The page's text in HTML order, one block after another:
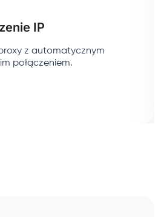
IP
z automatycznym
połączeniem.